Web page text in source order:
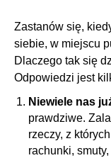
Zastanów się,
siebie, w miejscu
Dlaczego tak się
Odpowiedzi jest
Niewiele nas
prawdziwe.
rzeczy, z
rachunki,